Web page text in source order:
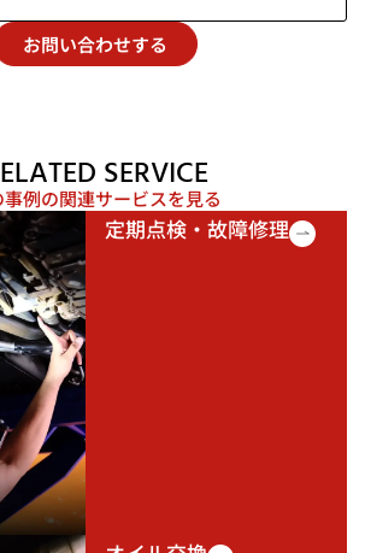
お問い合わせする
SERVICE
事例の関連サービスを見る
定期点検・故障修理